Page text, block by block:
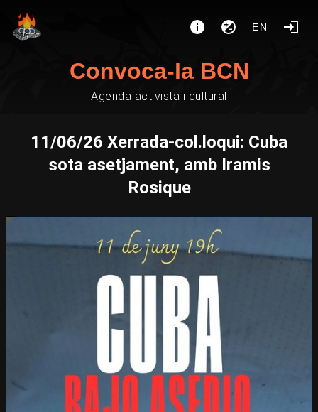
EN
Convoca-la BCN
Agenda activista i cultural
11/06/26 Xerrada-col.loqui: Cuba
sota asetjament, amb Iramis
Rosique